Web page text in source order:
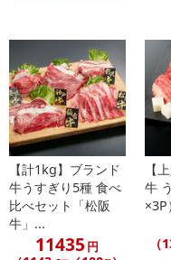
食塩相当量:1.1g
（表示値は推定値です）
・注意事項：
●開缶時に缶藍で手を切ら
●開缶後は別の容器に移し
上がりください。
注意事項
【賞味・消費期限のある商
【計1kg】ブランド
牛うすぎり5種 食べ
比べセット「松阪
牛」...
11435 円
【
牛
（